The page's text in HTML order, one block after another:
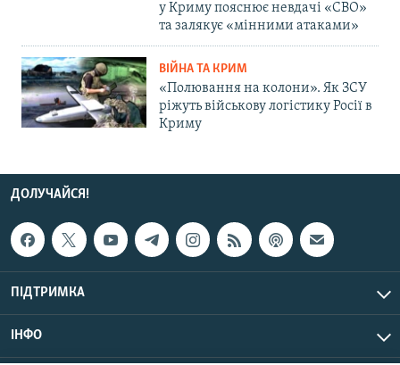
у Криму пояснює невдачі «СВО»
та залякує «мінними атаками»
ВІЙНА ТА КРИМ
«Полювання на колони». Як ЗСУ
ріжуть військову логістику Росії в
Криму
ДОЛУЧАЙСЯ!
ПІДТРИМКА
ІНФО